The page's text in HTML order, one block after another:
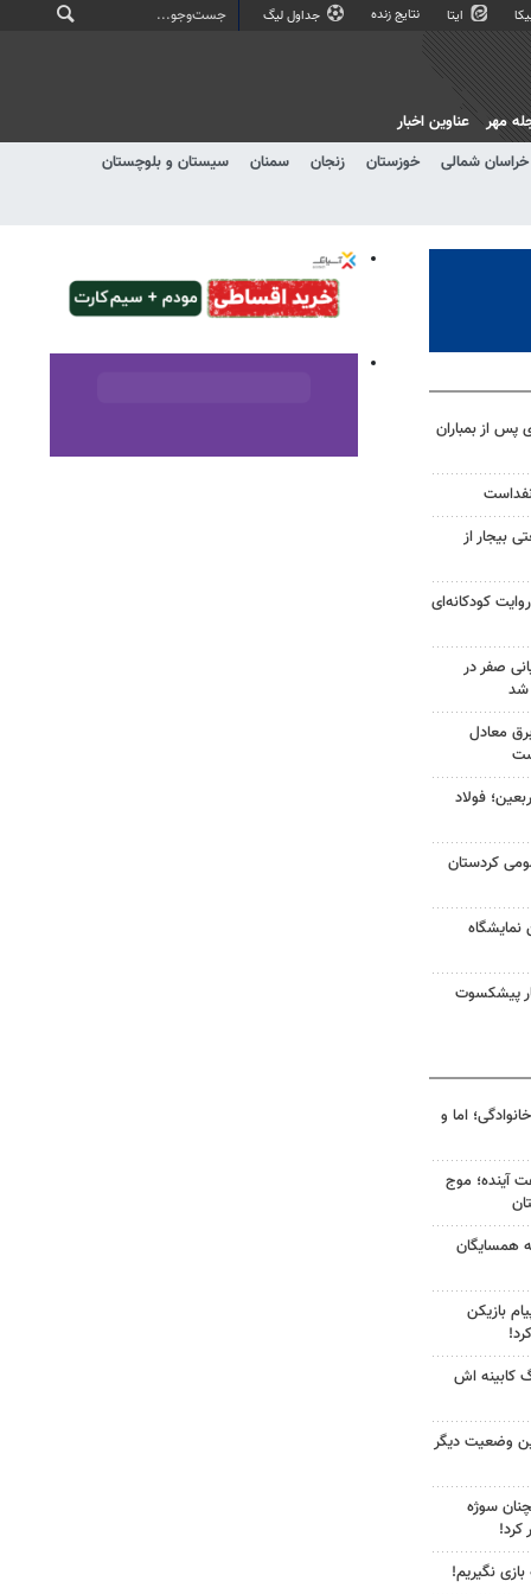
ایتا نتایج زنده جداول لیگ
خراسان شمالی خوزستان زنجان سمنان
سیستان و بلوچستان
مهر عناوین اخبار
پس از بمباران
بیجار از
کودکانه‌ای
صفر در
شد
برق معادل
فولاد
کردستان
نمایشگاه
پیشکسوت
اما و
کشور در ۷۲ ساعت آینده؛ موج
همسایگان
بازیکن
کابینه اش
وضعیت دیگر
سوژه
کرد!
بازی نگیریم!